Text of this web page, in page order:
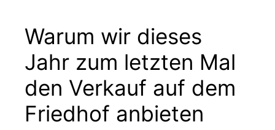
Warum wir dieses
Jahr zum letzten Mal
den Verkauf auf dem
Friedhof anbieten